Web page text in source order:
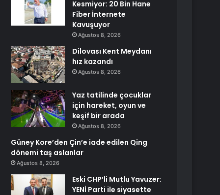
Kesmiyor: 20 Bin Hane
Fiber İnternete
Kavuşuyor
Ağustos 8, 2026
Dilovası Kent Meydanı
hız kazandı
Ağustos 8, 2026
Yaz tatilinde çocuklar
için hareket, oyun ve
keşif bir arada
Ağustos 8, 2026
Güney Kore’den Çin’e iade edilen Qing
dönemi taş aslanlar
Ağustos 8, 2026
Eski CHP’li Mutlu Yavuzer:
YENİ Parti ile siyasette